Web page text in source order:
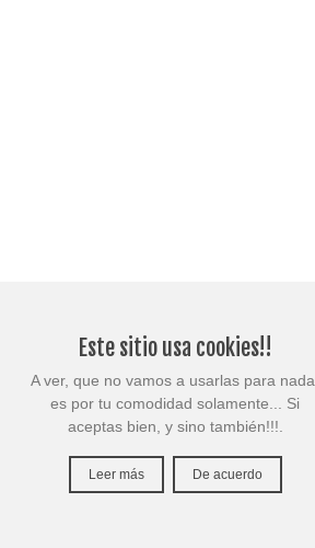
Este sitio usa cookies!!
A ver, que no vamos a usarlas para nada,
es por tu comodidad solamente... Si
aceptas bien, y sino también!!!.
Leer más De acuerdo